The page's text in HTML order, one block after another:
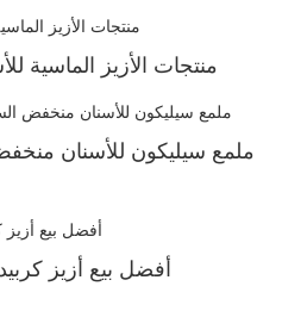
منتجات الأزيز الماسية
ملمع سيليكون للأسنان
أفضل بيع أزيز